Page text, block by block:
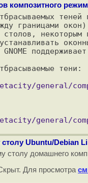
композитного
границами
некоторым
тени:
столу Ubuntu/Debian
столу домашнего
Для просмотра